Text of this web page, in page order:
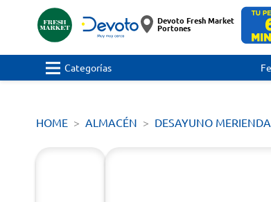
Devoto Fresh Market
Portones
Categorías
HOME ALMACÉN DESAYUNO